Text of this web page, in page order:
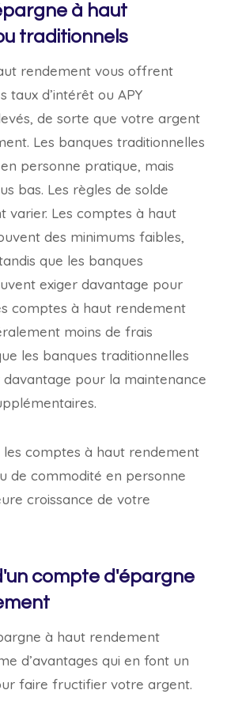
à haut
traditionnels
rendement vous offrent
taux d’intérêt ou APY
de sorte que votre argent
Les banques traditionnelles
personne pratique, mais
bas. Les règles de solde
varier. Les comptes à haut
des minimums faibles,
que les banques
exiger davantage pour
comptes à haut rendement
moins de frais
les banques traditionnelles
pour la maintenance
les comptes à haut rendement
de commodité en personne
croissance de votre
compte d'épargne
à haut rendement
d’avantages qui en font un
faire fructifier votre argent.